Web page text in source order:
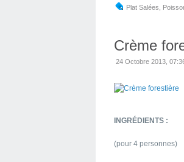
Plat Salées
Crème
24 Octobre 2013,
INGRÉDIENTS :
(pour 4 personnes)